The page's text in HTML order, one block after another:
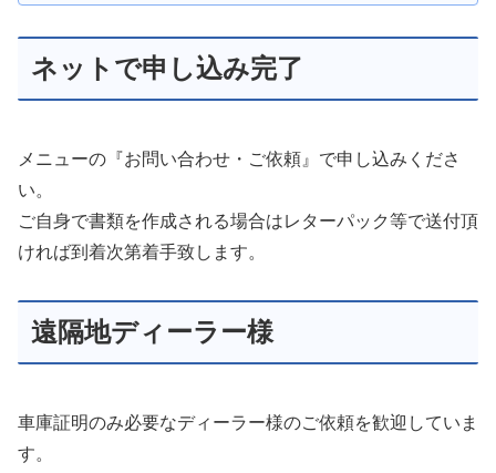
ネットで申し込み完了
メニューの『お問い合わせ・ご依頼』で申し込みくださ
い。
ご自身で書類を作成される場合はレターパック等で送付頂
ければ到着次第着手致します。
遠隔地ディーラー様
車庫証明のみ必要なディーラー様のご依頼を歓迎していま
す。